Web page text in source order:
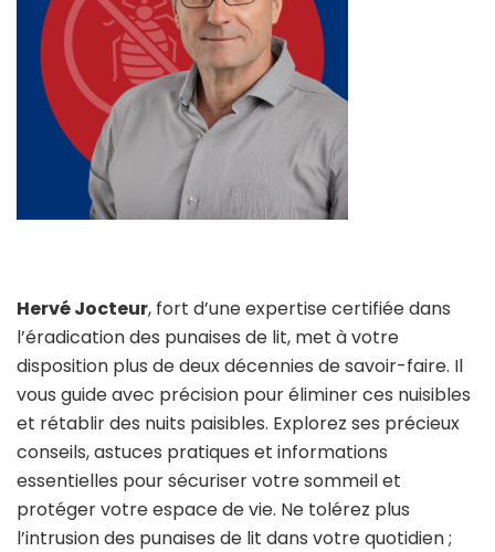
Hervé Jocteur, fort d’une expertise certifiée dans
l’éradication des punaises de lit, met à votre
disposition plus de deux décennies de savoir-faire. Il
vous guide avec précision pour éliminer ces nuisibles
et rétablir des nuits paisibles. Explorez ses précieux
conseils, astuces pratiques et informations
essentielles pour sécuriser votre sommeil et
protéger votre espace de vie. Ne tolérez plus
l’intrusion des punaises de lit dans votre quotidien ;